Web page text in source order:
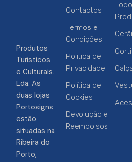
Produtos
Turísticos
e Culturais,
Lda. As
duas lojas
Portosigns
estão
situadas na
Ribeira do
Porto,
Contactos
Termos e
Condições
Política de
Privacidade
Política de
Cookies
Devolução e
Reembolsos